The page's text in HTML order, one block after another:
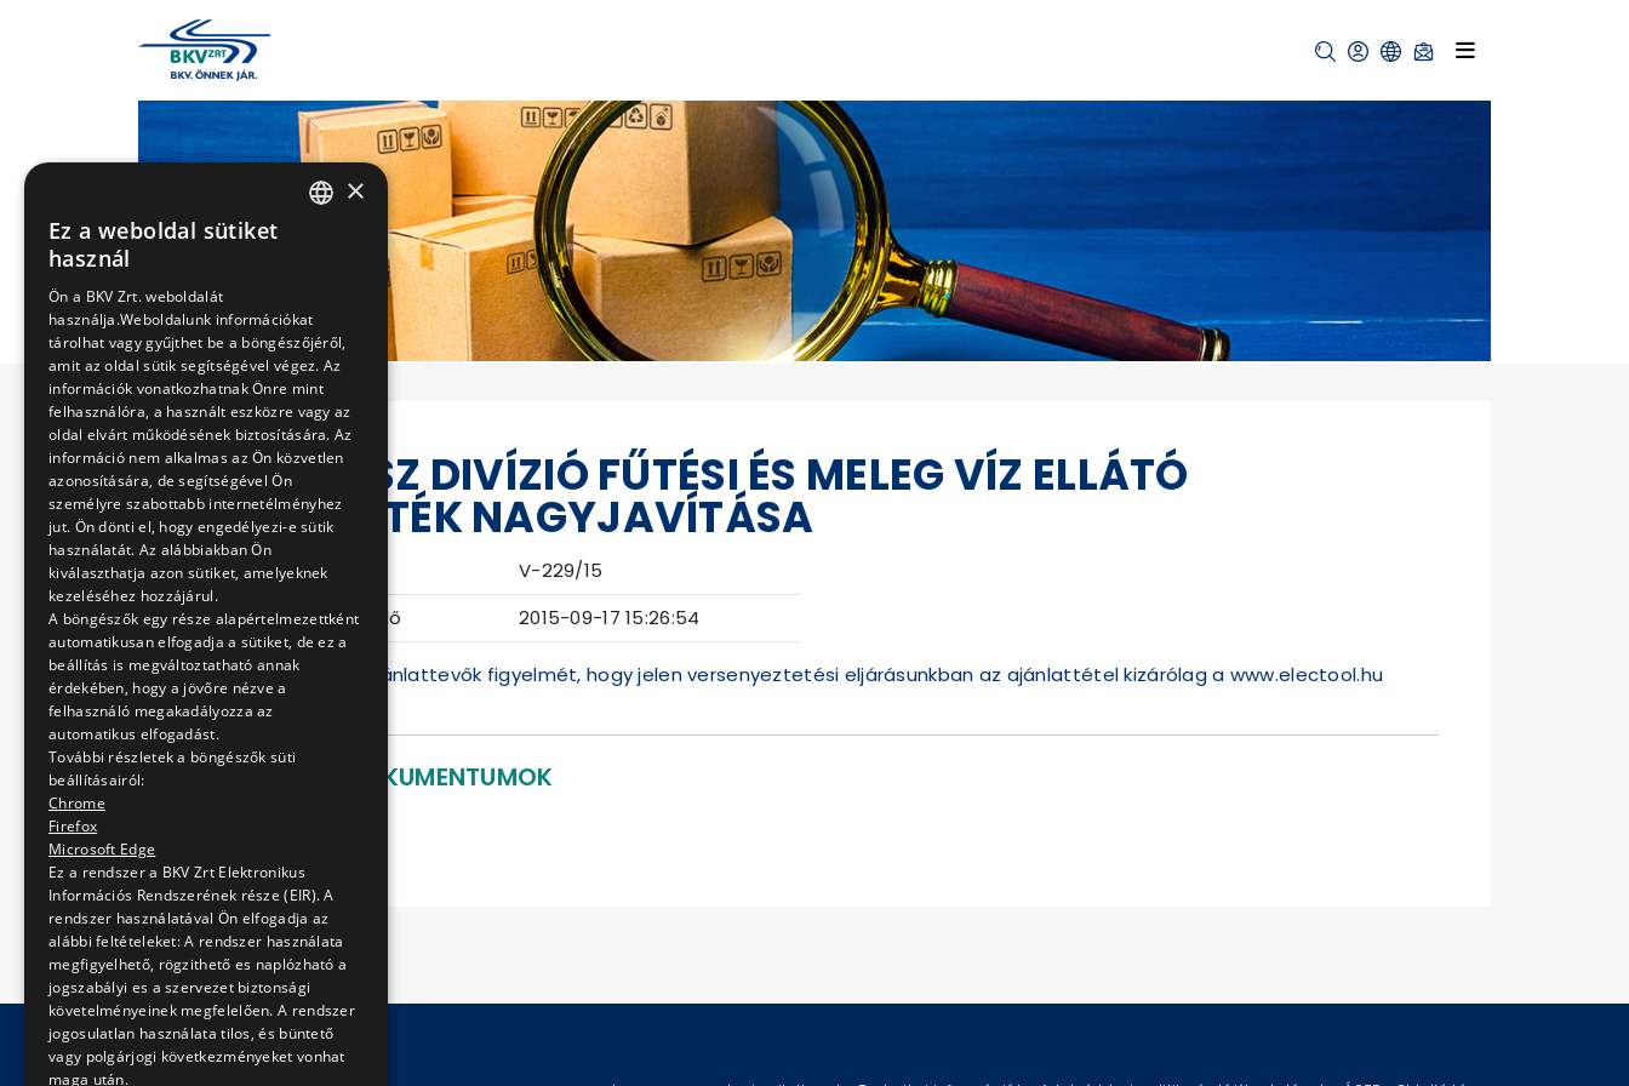
TROLIBUSZ DIVÍZIÓ FŰTÉSI ÉS MELEG VÍZ ELLÁTÓ
TÁVVEZETÉK NAGYJAVÍTÁSA
Eljárás száma
V-229/15
Ajánlattételi határidő
2015-09-17 15:26:54
Felhívjuk a Tisztelt Ajánlattevők figyelmét, hogy jelen versenyeztetési eljárásunkban az ajánlattétel kizárólag a www.electool.hu
weboldalon ker
LETÖLTHETŐ DOKUMENTUMOK
×
Ez a weboldal sütiket
használ
Ön a BKV Zrt. weboldalát
használja.Weboldalunk információkat
tárolhat vagy gyűjthet be a böngészőjéről,
amit az oldal sütik segítségével végez. Az
információk vonatkozhatnak Önre mint
felhasználóra, a használt eszközre vagy az
oldal elvárt működésének biztosítására. Az
információ nem alkalmas az Ön közvetlen
azonosítására, de segítségével Ön
személyre szabottabb internetélményhez
jut. Ön dönti el, hogy engedélyezi-e sütik
használatát. Az alábbiakban Ön
kiválaszthatja azon sütiket, amelyeknek
kezeléséhez hozzájárul.
A böngészők egy része alapértelmezettként
automatikusan elfogadja a sütiket, de ez a
beállítás is megváltoztatható annak
érdekében, hogy a jövőre nézve a
felhasználó megakadályozza az
automatikus elfogadást.
További részletek a böngészők süti
beállításairól:
Chrome
Firefox
Microsoft Edge
Ez a rendszer a BKV Zrt Elektronikus
Információs Rendszerének része (EIR). A
rendszer használatával Ön elfogadja az
alábbi feltételeket: A rendszer használata
megfigyelhető, rögzithető es naplózható a
jogszabályi es a szervezet biztonsági
követelményeinek megfelelően. A rendszer
jogosulatlan használata tilos, és büntető
vagy polgárjogi következményeket vonhat
maga után.